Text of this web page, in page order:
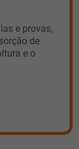
e provas,
de
e o